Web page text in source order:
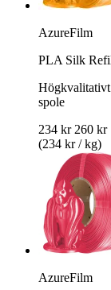
AzureFilm
PLA Silk
Högkvalitativt
spole
234 kr 260 kr
(234 kr / kg)
AzureFilm